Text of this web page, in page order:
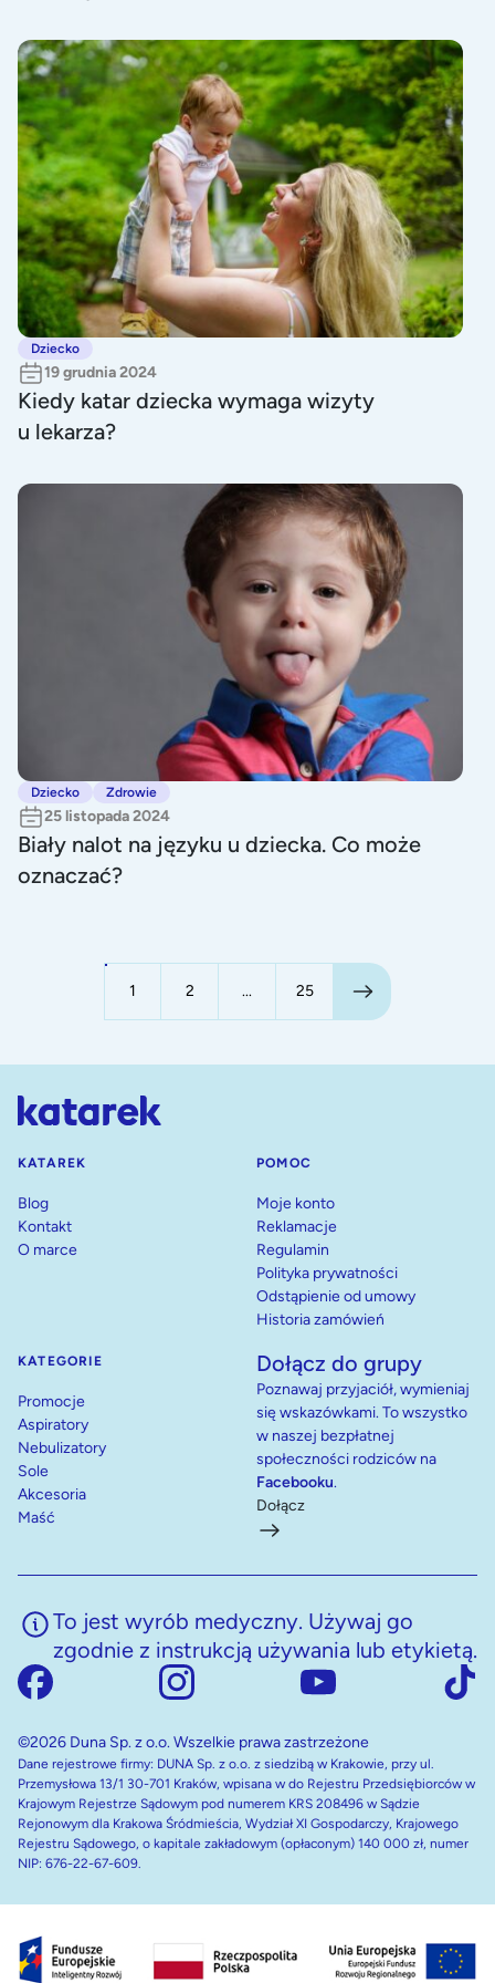
Kiedy katar dziecka wymaga wizyty u lekarza?
Dziecko
19 grudnia 2024
Kiedy katar dziecka wymaga wizyty
u lekarza?
Biały nalot na języku u dziecka. Co może oznaczać?
Dziecko Zdrowie
25 listopada 2024
Biały nalot na języku u dziecka. Co może
oznaczać?
1 2 ... 25
KATAREK
Blog
Kontakt
O marce
POMOC
Moje konto
Reklamacje
Regulamin
Polityka prywatności
Odstąpienie od umowy
Historia zamówień
KATEGORIE
Promocje
Aspiratory
Nebulizatory
Sole
Akcesoria
Maść
Dołącz do grupy
Poznawaj przyjaciół, wymieniaj
się wskazówkami. To wszystko
w naszej bezpłatnej
społeczności rodziców na
Facebooku.
Dołącz
To jest wyrób medyczny. Używaj go
zgodnie z instrukcją używania lub etykietą.
©2026 Duna Sp. z o.o. Wszelkie prawa zastrzeżone
Dane rejestrowe firmy: DUNA Sp. z o.o. z siedzibą w Krakowie, przy ul.
Przemysłowa 13/1 30-701 Kraków, wpisana w do Rejestru Przedsiębiorców w
Krajowym Rejestrze Sądowym pod numerem KRS 208496 w Sądzie
Rejonowym dla Krakowa Śródmieścia, Wydział XI Gospodarczy, Krajowego
Rejestru Sądowego, o kapitale zakładowym (opłaconym) 140 000 zł, numer
NIP: 676-22-67-609.